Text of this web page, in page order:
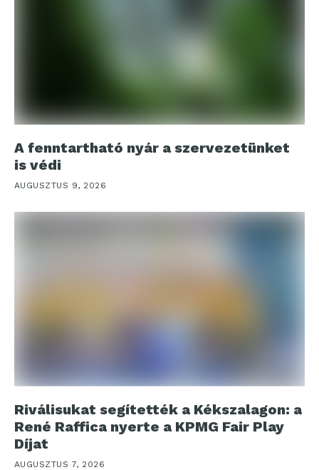
A fenntartható nyár a szervezetünket
is védi
AUGUSZTUS 9, 2026
Riválisukat segítették a Kékszalagon: a
René Raffica nyerte a KPMG Fair Play
Díjat
AUGUSZTUS 7, 2026